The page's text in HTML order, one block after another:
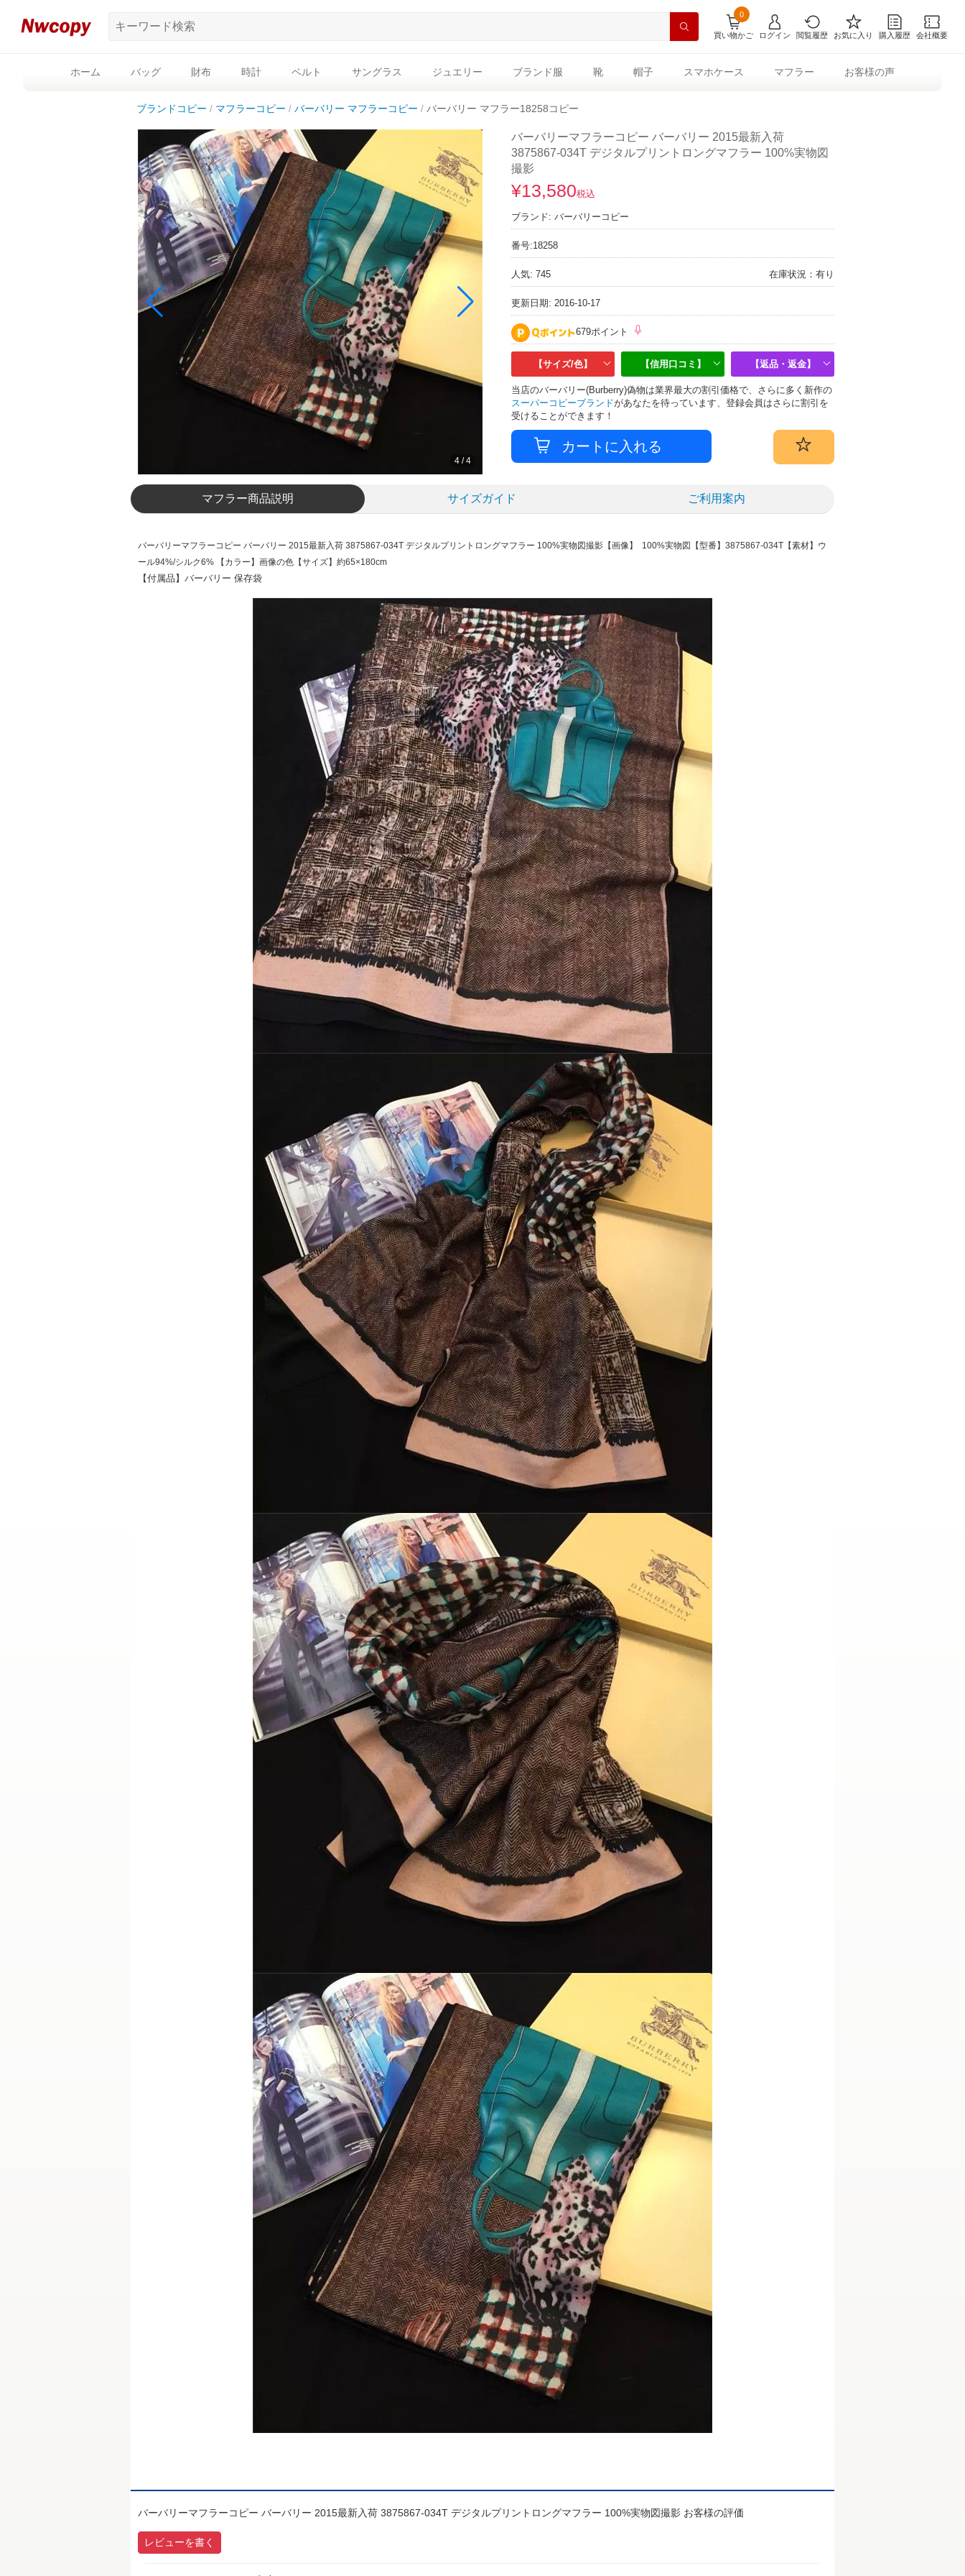
買い物かご
0
ログイン 閲覧履歴 お気に入り 購入履歴 会社概要
ホーム バッグ 財布 時計 ベルト サングラス ジュエリー ブランド服 靴 帽子 スマホケース マフラー お客様の声
ブランドコピー マフラーコピー バーバリー マフラーコピー バーバリー マフラー18258コピー
4 /4
バーバリーマフラーコピー バーバリー 2015最新入荷
3875867-034T デジタルプリントロングマフラー 100%実物図
撮影
¥13,580税込
ブランド: バーバリーコピー
番号:18258
人気: 745 在庫状況：有り
更新日期: 2016-10-17
679ポイント
【サイズ/色】 【信用口コミ】 【返品・返金】
当店のバーバリー(Burberry)偽物は業界最大の割引価格で、さらに多く新作の
スーパーコピーブランドがあなたを待っています、登録会員はさらに割引を
受けることができます！
マフラー商品説明 サイズガイド ご利用案内
バーバリーマフラーコピー バーバリー 2015最新入荷 3875867-034T デジタルプリントロングマフラー 100%実物図撮影 【画像】 100%実物図 【型番】3875867-034T 【素材】ウ
ール94%/シルク6%
【カラー】画像の色 【サイズ】約65×180cm
【付属品】バーバリー 保存袋
バーバリーマフラーコピー バーバリー 2015最新入荷 3875867-034T デジタルプリントロングマフラー 100%実物図撮影 お客様の評価
レビューを書く